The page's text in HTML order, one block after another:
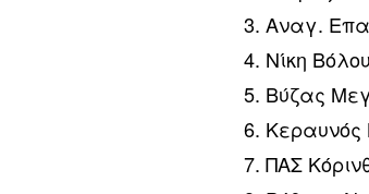
3. Αναγ.
4. Νίκη
5. Βύζας
6.
7. ΠΑΣ